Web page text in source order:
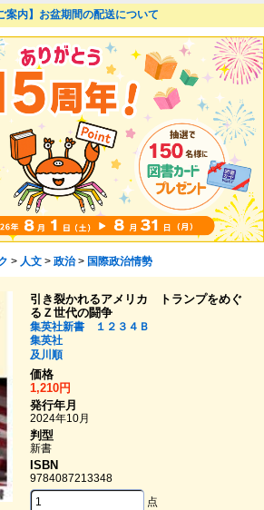
案内】お盆期間の配送について
> 人文> 政治> 国際政治情勢
引き裂かれるアメリカ トランプをめぐ
るＺ世代の闘争
集英社新書 １２３４Ｂ
集英社
及川順
価格
1,210円
発行年月
2024年10月
判型
新書
ISBN
9784087213348
点